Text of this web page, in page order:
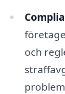
och